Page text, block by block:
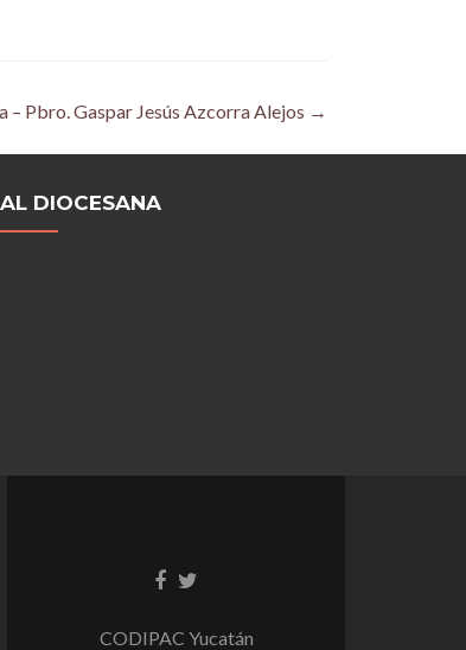
– Pbro. Gaspar Jesús Azcorra Alejos →
DIOCESANA
CODIPAC Yucatán